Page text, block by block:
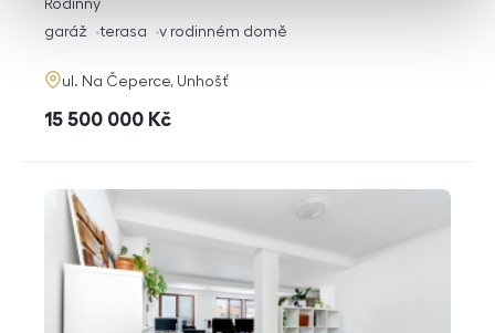
rozměry
dispozice
Rodinný
funkce
garáž terasa v rodinném domě
adresa
ul. Na Čeperce, Unhošť
cena
15 500 000 Kč